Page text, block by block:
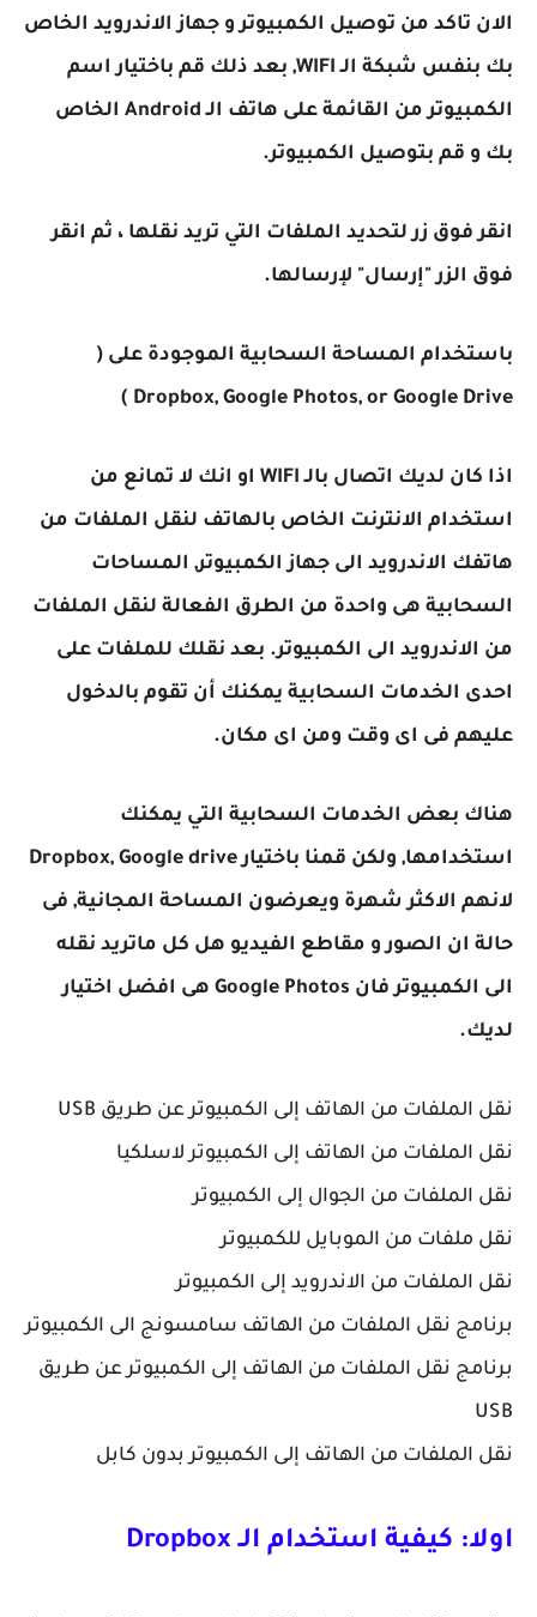
الان تاكد من توصيل الكمبيوتر و جهاز الاندرويد الخاص
بك بنفس شبكة الـ WIFI, بعد ذلك قم باختيار اسم
الكمبيوتر من القائمة على هاتف الـ Android الخاص
بك و قم بتوصيل الكمبيوتر.
انقر فوق زر لتحديد الملفات التي تريد نقلها ، ثم انقر
فوق الزر "إرسال" لإرسالها.
باستخدام المساحة السحابية الموجودة على (
Dropbox, Google Photos, or Google Drive )
اذا كان لديك اتصال بالـ WIFI او انك لا تمانع من
استخدام الانترنت الخاص بالهاتف لنقل الملفات من
هاتفك الاندرويد الى جهاز الكمبيوتر, المساحات
السحابية هى واحدة من الطرق الفعالة لنقل الملفات
من الاندرويد الى الكمبيوتر. بعد نقلك للملفات على
احدى الخدمات السحابية يمكنك أن تقوم بالدخول
عليهم فى اى وقت ومن اى مكان.
هناك بعض الخدمات السحابية التي يمكنك
استخدامها, ولكن قمنا باختيار Dropbox, Google drive
لانهم الاكثر شهرة ويعرضون المساحة المجانية, فى
حالة ان الصور و مقاطع الفيديو هل كل ماتريد نقله
الى الكمبيوتر فان Google Photos هى افضل اختيار
لديك.
نقل الملفات من الهاتف إلى الكمبيوتر عن طريق USB
نقل الملفات من الهاتف إلى الكمبيوتر لاسلكيا
نقل الملفات من الجوال إلى الكمبيوتر
نقل ملفات من الموبايل للكمبيوتر
نقل الملفات من الاندرويد إلى الكمبيوتر
برنامج نقل الملفات من الهاتف سامسونج الى الكمبيوتر
برنامج نقل الملفات من الهاتف إلى الكمبيوتر عن طريق
USB
نقل الملفات من الهاتف إلى الكمبيوتر بدون كابل
اولا: كيفية استخدام الـ Dropbox